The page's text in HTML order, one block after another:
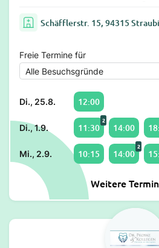
Schäfflerstr. 15, 94315
Freie Termine für
Di., 25.8. 12:00
Di., 1.9. 11:30
2
14:00
Mi., 2.9. 10:15 14:00
2
Weitere